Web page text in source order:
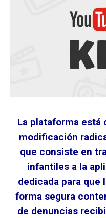
La plataforma está
modificación
que consiste en
infantiles a la
dedicada para que
forma segura
de denuncias